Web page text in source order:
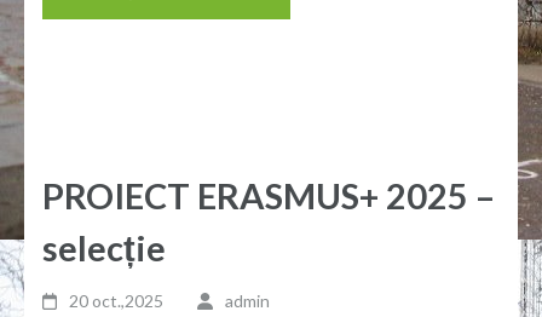
PROIECT ERASMUS+ 2025 –
selecție
20 oct.,2025 admin